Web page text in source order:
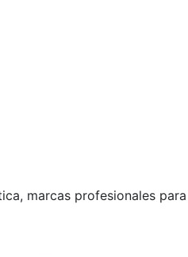
marcas profesionales